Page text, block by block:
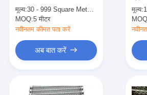
मूल्य:30 - 999 Square Meters $31.60， 1000 - 4999 Square Meters $29.30， >=5000 Square Meters $28.50
MOQ:5 मीटर
नवीनतम कीमत पता करें
अब बात करें
मूल्य:1 -